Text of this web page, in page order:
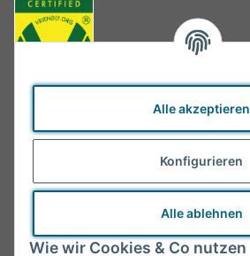
Alle akzeptieren
Konfigurieren
Alle ablehnen
Wie wir Cookies & Co nutzen